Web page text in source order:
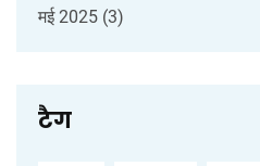
मई 2025 (3)
टैग